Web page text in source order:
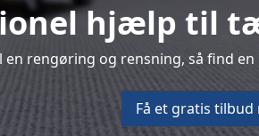
hjælp til
rengøring og rensning, så find
Få et gratis tilbud